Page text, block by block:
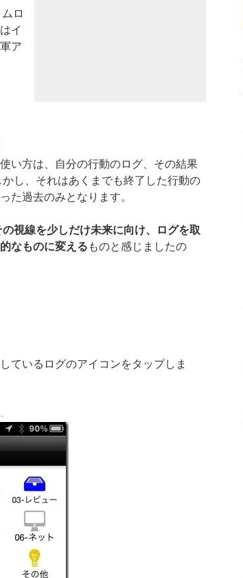
ロ
イ
ア
い方は、自分の行動のログ、その結果
し、それはあくまでも終了した行動の
た過去のみとなります。
の視線を少しだけ未来に向け、ログを取
なものに変える ものと感じましたの
ているログのアイコンをタップしま